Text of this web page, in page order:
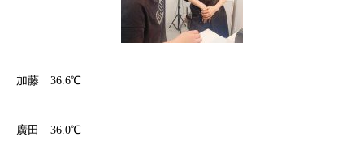
加藤 36.6℃
廣田 36.0℃